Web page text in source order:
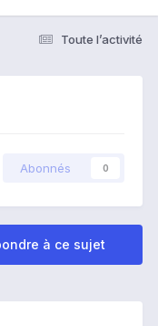
Toute l’activité
Abonnés 0
à ce sujet